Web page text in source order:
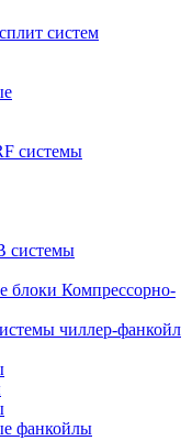
систем
системы
системы
Компрессорно-
чиллер-фанкойл
фанкойлы